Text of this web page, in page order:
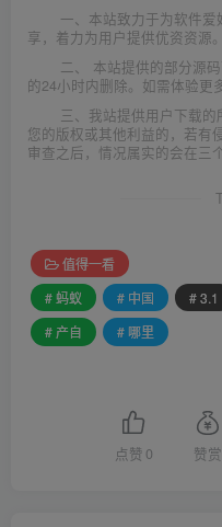
一、本站致力于为软件
享，着力为用户提供优资资源。
二、 本站提供的部分源
的24小时内删除。如需体验更
三、我站提供用户下载
您的版权或其他利益的，若有
审查之后，情况属实的会在三
值得一看
# 蚂蚁
# 中国 # 3.1
# 产自
# 哪里
点赞 0 赞赏